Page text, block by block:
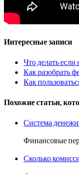
Интересные записи
Что делать
Как разобрать
Как
Похожие статьи,
Система
Финансовые
Сколько